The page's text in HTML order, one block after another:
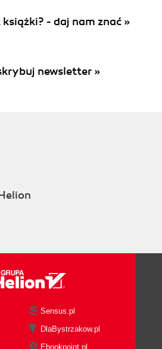
książki? - daj nam znać »
newsletter »
Sensus.pl
DlaBystrzakow.pl
Ebookpoint.pl